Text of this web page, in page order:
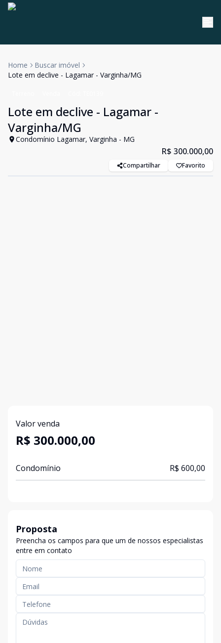
Home
Buscar imóvel
Lote em declive - Lagamar - Varginha/MG
Lote em declive - Lagamar -
Varginha/MG
Condomínio Lagamar, Varginha - MG
R$ 300.000,00
Compartilhar Favorito
Valor venda
R$ 300.000,00
Condomínio R$ 600,00
Proposta
Preencha os campos para que um de nossos especialistas
entre em contato